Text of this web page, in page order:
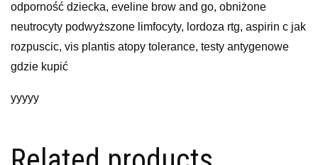
odporność dziecka, eveline brow and go, obniżone
neutrocyty podwyższone limfocyty, lordoza rtg, aspirin c jak
rozpuscic, vis plantis atopy tolerance, testy antygenowe
gdzie kupić
yyyyy